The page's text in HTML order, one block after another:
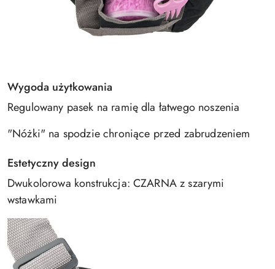
Wygoda użytkowania
Regulowany pasek na ramię dla łatwego noszenia
"Nóżki" na spodzie chroniące przed zabrudzeniem
Estetyczny design
Dwukolorowa konstrukcja: CZARNA z szarymi
wstawkami